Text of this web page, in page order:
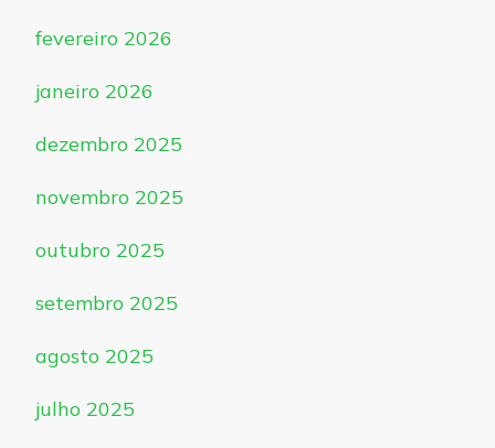
fevereiro 2026
janeiro 2026
dezembro 2025
novembro 2025
outubro 2025
setembro 2025
agosto 2025
julho 2025